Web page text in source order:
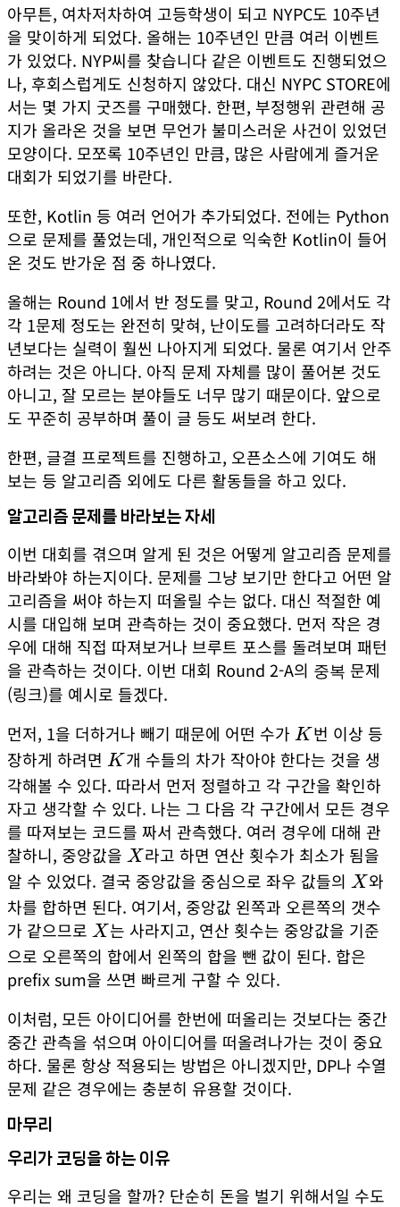
아무튼, 여차저차하여 고등학생이 되고 NYPC도 10주년
을 맞이하게 되었다. 올해는 10주년인 만큼 여러 이벤트
가 있었다. NYP씨를 찾습니다 같은 이벤트도 진행되었으
나, 후회스럽게도 신청하지 않았다. 대신 NYPC STORE에
서는 몇 가지 굿즈를 구매했다. 한편, 부정행위 관련해 공
지가 올라온 것을 보면 무언가 불미스러운 사건이 있었던
모양이다. 모쪼록 10주년인 만큼, 많은 사람에게 즐거운
대회가 되었기를 바란다.
또한, Kotlin 등 여러 언어가 추가되었다. 전에는 Python
으로 문제를 풀었는데, 개인적으로 익숙한 Kotlin이 들어
온 것도 반가운 점 중 하나였다.
올해는 Round 1에서 반 정도를 맞고, Round 2에서도 각
각 1문제 정도는 완전히 맞혀, 난이도를 고려하더라도 작
년보다는 실력이 훨씬 나아지게 되었다. 물론 여기서 안주
하려는 것은 아니다. 아직 문제 자체를 많이 풀어본 것도
아니고, 잘 모르는 분야들도 너무 많기 때문이다. 앞으로
도 꾸준히 공부하며 풀이 글 등도 써보려 한다.
한편, 글결 프로젝트를 진행하고, 오픈소스에 기여도 해
보는 등 알고리즘 외에도 다른 활동들을 하고 있다.
알고리즘 문제를 바라보는 자세
이번 대회를 겪으며 알게 된 것은 어떻게 알고리즘 문제를
바라봐야 하는지이다. 문제를 그냥 보기만 한다고 어떤 알
고리즘을 써야 하는지 떠올릴 수는 없다. 대신 적절한 예
시를 대입해 보며 관측하는 것이 중요했다. 먼저 작은 경
우에 대해 직접 따져보거나 브루트 포스를 돌려보며 패턴
을 관측하는 것이다. 이번 대회 Round 2-A의 중복 문제
(링크)를 예시로 들겠다.
먼저, 1을 더하거나 빼기 때문에 어떤 수가 K
K번 이상 등
장하게 하려면 K
K개 수들의 차가 작아야 한다는 것을 생
각해볼 수 있다. 따라서 먼저 정렬하고 각 구간을 확인하
자고 생각할 수 있다. 나는 그 다음 각 구간에서 모든 경우
를 따져보는 코드를 짜서 관측했다. 여러 경우에 대해 관
찰하니, 중앙값을 X
X라고 하면 연산 횟수가 최소가 됨을
알 수 있었다. 결국 중앙값을 중심으로 좌우 값들의 X
X와
차를 합하면 된다. 여기서, 중앙값 왼쪽과 오른쪽의 갯수
가 같으므로 X
X는 사라지고, 연산 횟수는 중앙값을 기준
으로 오른쪽의 합에서 왼쪽의 합을 뺀 값이 된다. 합은
prefix sum을 쓰면 빠르게 구할 수 있다.
이처럼, 모든 아이디어를 한번에 떠올리는 것보다는 중간
중간 관측을 섞으며 아이디어를 떠올려나가는 것이 중요
하다. 물론 항상 적용되는 방법은 아니겠지만, DP나 수열
문제 같은 경우에는 충분히 유용할 것이다.
마무리
우리가 코딩을 하는 이유
우리는 왜 코딩을 할까? 단순히 돈을 벌기 위해서일 수도